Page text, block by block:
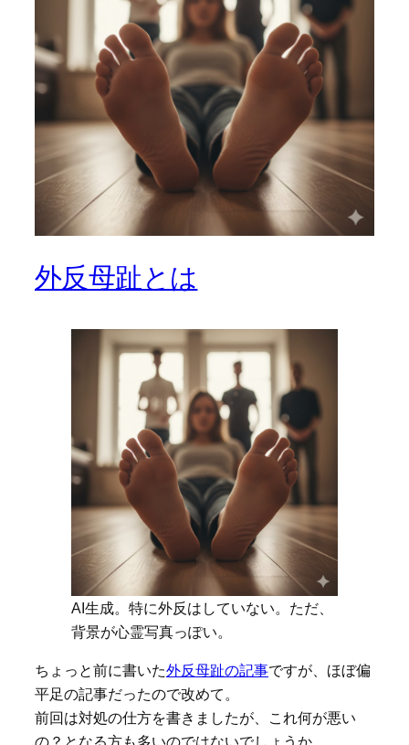
外反母趾とは
AI生成。特に外反はしていない。ただ、
背景が心霊写真っぽい。
ちょっと前に書いた外反母趾の記事ですが、ほぼ偏
平足の記事だったので改めて。
前回は対処の仕方を書きましたが、これ何が悪い
の？となる方も多いのではないでしょうか。